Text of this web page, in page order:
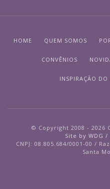
HOME QUEM SOMOS
CONVÊNIOS
INSPIRAÇÃO DO
© Copyright 2008 - 2026
Site by WDG
CNPJ: 08.805.684/0001-00 /
Santa